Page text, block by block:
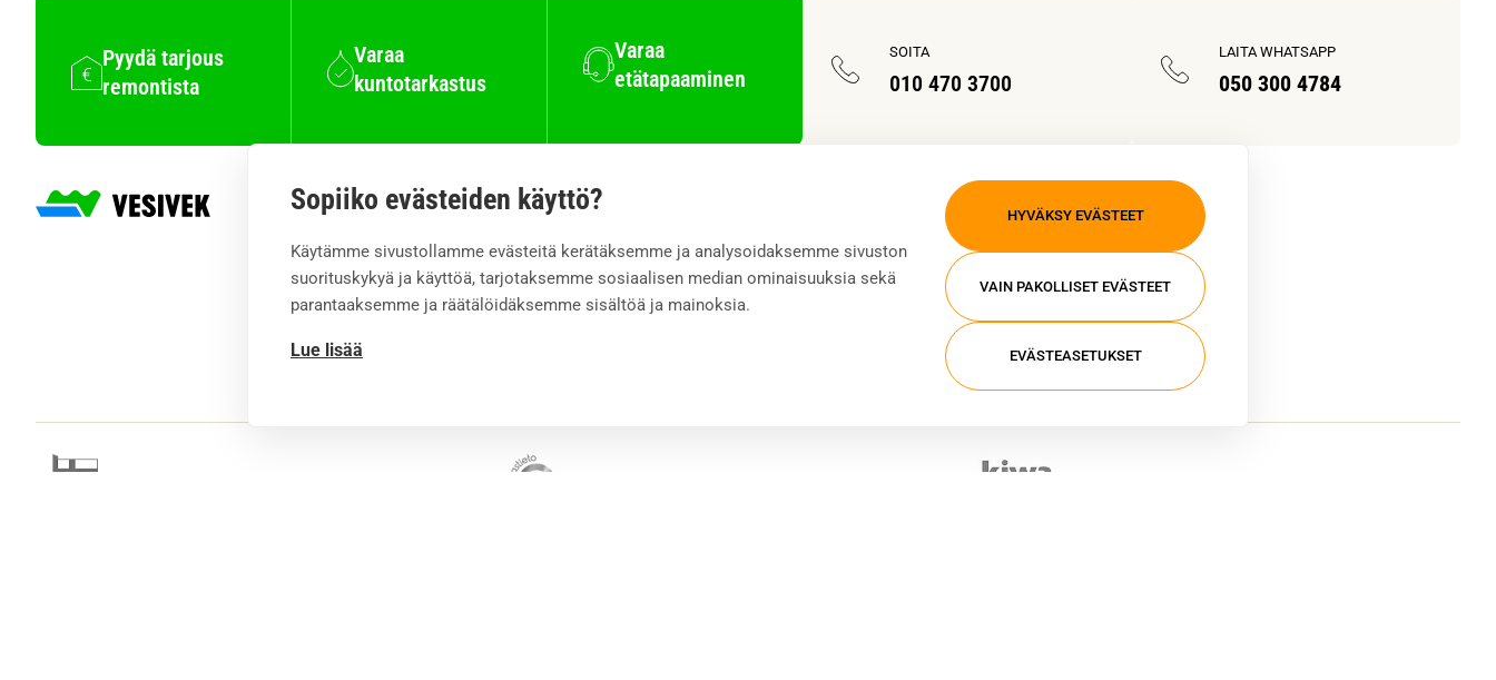
Sopiiko evästeiden käyttö?
Käytämme sivustollamme evästeitä kerätäksemme ja analysoidaksemme sivuston
suorituskykyä ja käyttöä, tarjotaksemme sosiaalisen median ominaisuuksia sekä
parantaaksemme ja räätälöidäksemme sisältöä ja mainoksia.
Lue lisää
HYVÄKSY EVÄSTEET
VAIN PAKOLLISET EVÄSTEET
EVÄSTEASETUKSET
Pyydä tarjous
remontista
Varaa
kuntotarkastus
Varaa
etätapaaminen
SOITA
010 470 3700
LAITA WHATSAPP
050 300 4784
Palvelut
Kattoremontti
Salaojaremontti
Ränniremontti
Artikkelit ja uutiset
Asiakastarinat
Oppaat ja webinaarit
Yritys
Tietoa meistä
Asiakkaiden kokemuksia
Mediapankki